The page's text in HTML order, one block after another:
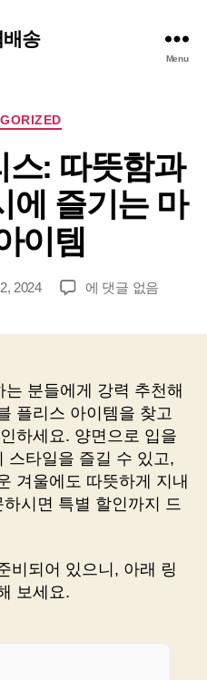
송
Menu
Categories
스: 따뜻함과
에 즐기는 마
이템
2024
리
리
스:
따
뜻
함
과
스
을
즐
에 댓글 없음
분들에게 강력 추천해
플리스 아이템을 찾고
하세요. 양면으로 입을
스타일을 즐길 수 있고,
겨울에도 따뜻하게 지내
시면 특별 할인까지 드
비되어 있으니, 아래 링
보세요.